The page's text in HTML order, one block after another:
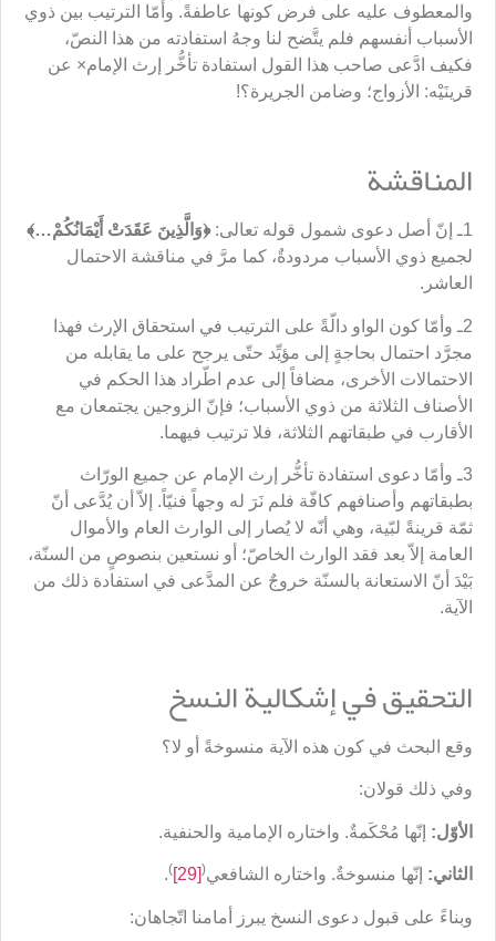
والمعطوف عليه على فرض كونها عاطفةً. وأمّا الترتيب بين ذوي
الأسباب أنفسهم فلم يتَّضح لنا وجهُ استفادته من هذا النصّ،
فكيف ادَّعى صاحب هذا القول استفادة تأخُّر إرث الإمام× عن
قرينَيْه: الأزواج؛ وضامن الجريرة؟!
المناقشة
1ـ إنّ أصل دعوى شمول قوله تعالى: ﴿وَالَّذِينَ عَقَدَتْ أَيْمَانُكُمْ…﴾
لجميع ذوي الأسباب مردودةٌ، كما مرَّ في مناقشة الاحتمال
العاشر.
2ـ وأمّا كون الواو دالّةً على الترتيب في استحقاق الإرث فهذا
مجرَّد احتمال بحاجةٍ إلى مؤيِّد حتّى يرجح على ما يقابله من
الاحتمالات الأخرى، مضافاً إلى عدم اطّراد هذا الحكم في
الأصناف الثلاثة من ذوي الأسباب؛ فإنّ الزوجين يجتمعان مع
الأقارب في طبقاتهم الثلاثة، فلا ترتيب فيهما.
3ـ وأمّا دعوى استفادة تأخُّر إرث الإمام عن جميع الورّاث
بطبقاتهم وأصنافهم كافّة فلم نَرَ له وجهاً فنيّاً. إلاّ أن يُدَّعى أنّ
ثمّة قرينةً لبّية، وهي أنّه لا يُصار إلى الوارث العام والأموال
العامة إلاّ بعد فقد الوارث الخاصّ؛ أو نستعين بنصوصٍ من السنّة،
بَيْدَ أنّ الاستعانة بالسنّة خروجٌ عن المدَّعى في استفادة ذلك من
الآية.
التحقيق في إشكالية النسخ
وقع البحث في كون هذه الآية منسوخةً أو لا؟
وفي ذلك قولان:
الأوّل: إنّها مُحْكَمةٌ. واختاره الإمامية والحنفية.
الثاني: إنّها منسوخةٌ. واختاره الشافعي(
[29]
)
.
وبناءً على قبول دعوى النسخ يبرز أمامنا اتّجاهان: